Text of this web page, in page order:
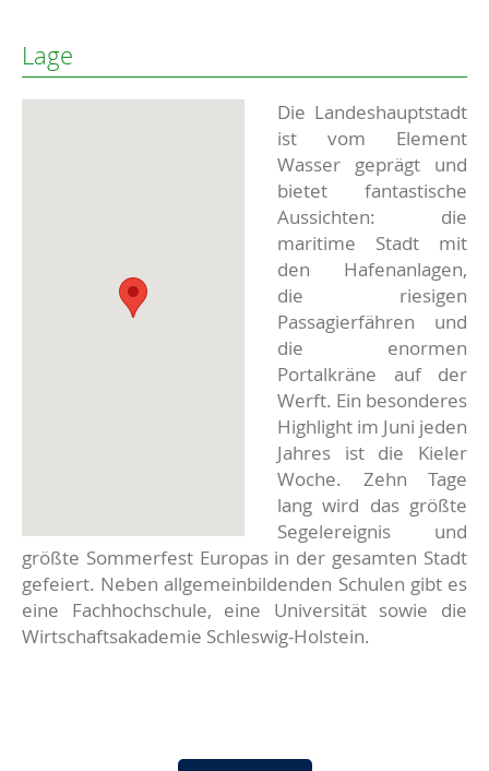
Lage
Die Landeshauptstadt
ist vom Element
Wasser geprägt und
bietet fantastische
Aussichten: die
maritime Stadt mit
den Hafenanlagen,
die riesigen
Passagierfähren und
die enormen
Portalkräne auf der
Werft. Ein besonderes
Highlight im Juni jeden
Jahres ist die Kieler
Woche. Zehn Tage
lang wird das größte
Segelereignis und
größte Sommerfest Europas in der gesamten Stadt
gefeiert. Neben allgemeinbildenden Schulen gibt es
eine Fachhochschule, eine Universität sowie die
Wirtschaftsakademie Schleswig-Holstein.